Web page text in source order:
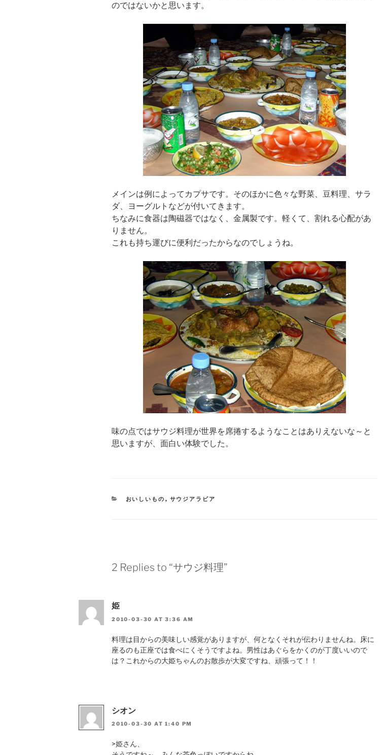
のではないかと思います。
メインは例によってカプサです。そのほかに色々な野菜、豆料理、サラ
ダ、ヨーグルトなどが付いてきます。
ちなみに食器は陶磁器ではなく、金属製です。軽くて、割れる心配があ
りません。
これも持ち運びに便利だったからなのでしょうね。
味の点ではサウジ料理が世界を席捲するようなことはありえないな～と
思いますが、面白い体験でした。
CATEGORIES
おいしいもの , サウジアラビア
2 Replies to “サウジ料理”
姫
2010-03-30 AT 3:36 AM
料理は目からの美味しい感覚がありますが、何となくそれが伝わりませんね。床に
座るのも正座では食べにくそうですよね。男性はあぐらをかくのが丁度いいので
は？これからの大姫ちゃんのお散歩が大変ですね、頑張って！！
シオン
2010-03-30 AT 1:40 PM
>姫さん、